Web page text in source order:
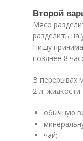
Второй
Мясо
разделить на
Пищу
позднее 8
В перерывах
2 л. жидкости:
обычную
чай;